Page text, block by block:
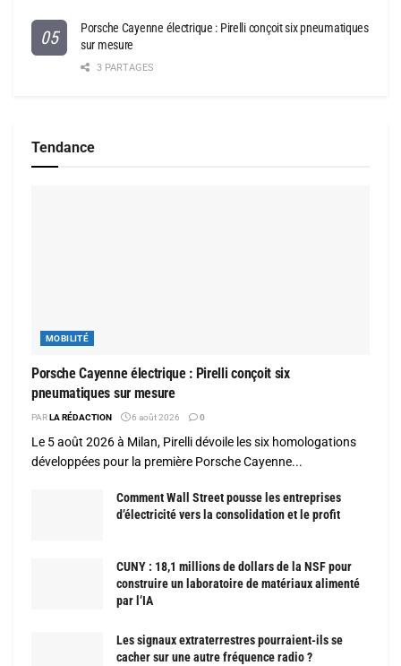
Porsche Cayenne électrique : Pirelli conçoit six pneumatiques
sur mesure
3 PARTAGES
Tendance
MOBILITÉ
Porsche Cayenne électrique : Pirelli conçoit six
pneumatiques sur mesure
PARLA RÉDACTION 6 août 2026 0
Le 5 août 2026 à Milan, Pirelli dévoile les six homologations
développées pour la première Porsche Cayenne...
Comment Wall Street pousse les entreprises
d’électricité vers la consolidation et le profit
CUNY : 18,1 millions de dollars de la NSF pour
construire un laboratoire de matériaux alimenté
par l’IA
Les signaux extraterrestres pourraient-ils se
cacher sur une autre fréquence radio ?